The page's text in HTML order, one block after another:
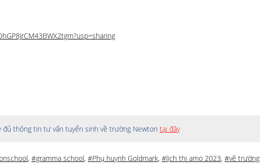
đủ thông tin tư vấn tuyển sinh về trường Newton tại đây
, #gramma school, #Phụ huynh Goldmark, #lịch thi amo 2023, #vẽ trường